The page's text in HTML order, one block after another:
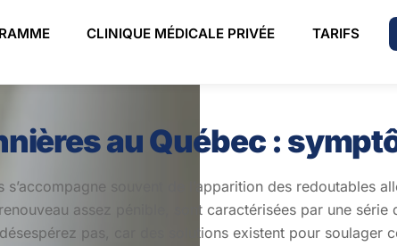
CLINIQUE MÉDICALE PRIVÉE TARIFS
au Québec :
souvent de l’apparition des redoutables
assez pénible, sont caractérisées par une série
pas, car des solutions existent pour soulager
To